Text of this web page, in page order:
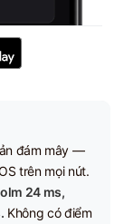
đám mây —
trên mọi nút.
24 ms,
Không có điểm